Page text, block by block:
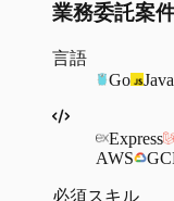
業務委託案
言語
Go
Express
AWS
必須スキル